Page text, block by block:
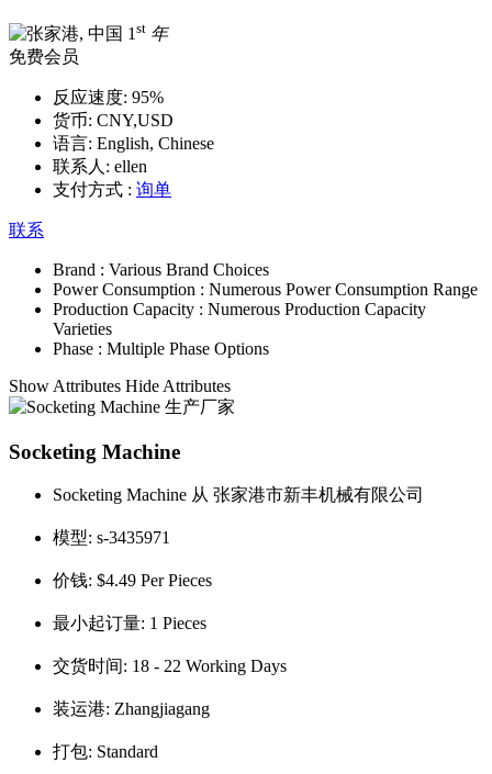
1 st 年
免费会员
反应速度: 95%
货币: CNY,USD
语言: English, Chinese
联系人: ellen
支付方式 : 询单
联系
Brand : Various Brand Choices
Power Consumption : Numerous Power Consumption Range
Production Capacity : Numerous Production Capacity
Varieties
Phase : Multiple Phase Options
Show Attributes Hide Attributes
Socketing Machine
Socketing Machine 从 张家港市新丰机械有限公司
模型: s-3435971
价钱: $4.49 Per Pieces
最小起订量: 1 Pieces
交货时间: 18 - 22 Working Days
装运港: Zhangjiagang
打包: Standard